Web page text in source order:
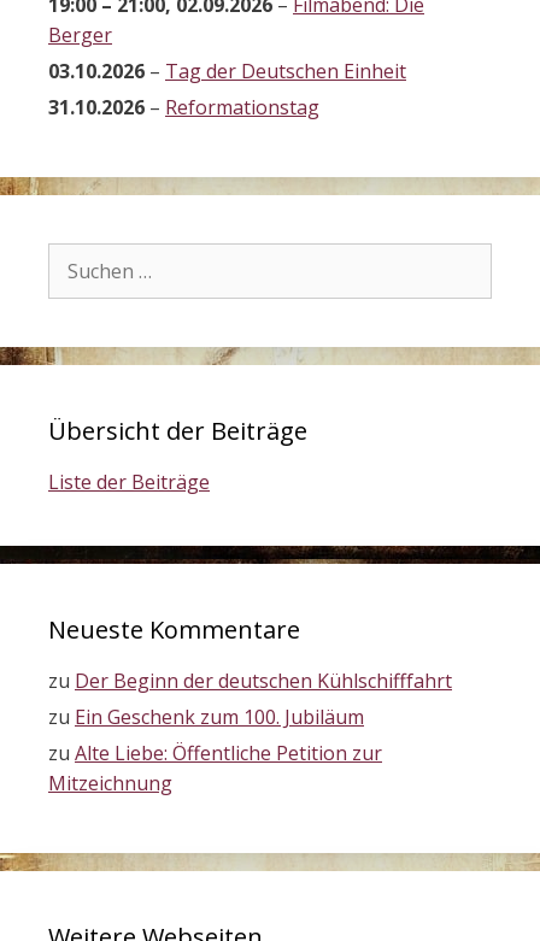
Berger
03.10.2026 – Tag der Deutschen Einheit
31.10.2026 – Reformationstag
nach:
Übersicht der Beiträge
Liste der Beiträge
Neueste Kommentare
zu Der Beginn der deutschen Kühlschifffahrt
zu Ein Geschenk zum 100. Jubiläum
zu Alte Liebe: Öffentliche Petition zur
Mitzeichnung